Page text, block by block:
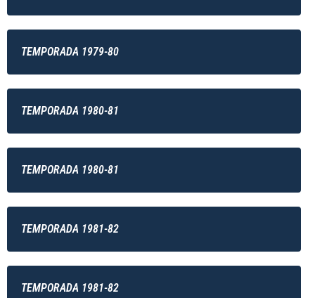
TEMPORADA 1979-80
TEMPORADA 1980-81
TEMPORADA 1980-81
TEMPORADA 1981-82
TEMPORADA 1981-82